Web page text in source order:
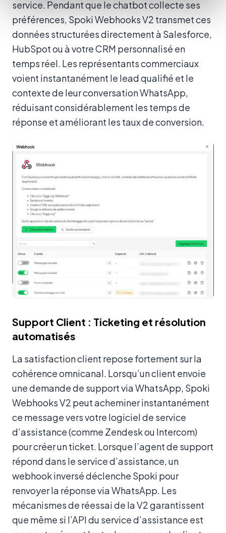
service. Pendant que le chatbot collecte ses
préférences, Spoki Webhooks V2 transmet ces
données structurées directement à Salesforce,
HubSpot ou à votre CRM personnalisé en
temps réel. Les représentants commerciaux
voient instantanément le lead qualifié et le
contexte de leur conversation WhatsApp,
réduisant considérablement les temps de
réponse et améliorant les taux de conversion.
Support Client : Ticketing et résolution
automatisés
La satisfaction client repose fortement sur la
cohérence omnicanal. Lorsqu’un client envoie
une demande de support via WhatsApp, Spoki
Webhooks V2 peut acheminer instantanément
ce message vers votre logiciel de service
d’assistance (comme Zendesk ou Intercom)
pour créer un ticket. Lorsque l’agent de support
répond dans le service d’assistance, un
webhook inversé déclenche Spoki pour
renvoyer la réponse via WhatsApp. Les
mécanismes de réessai de la V2 garantissent
que même si l’API du service d’assistance est